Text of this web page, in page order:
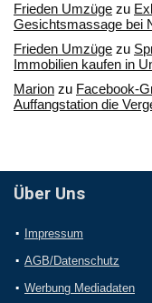
Frieden Umzüge zu
Gesichtsmassage bei
Frieden Umzüge zu
Immobilien kaufen in
Marion zu Facebook-
Auffangstation die
Über Uns
Impressum
AGB/Datenschutz
Werbung Mediadaten